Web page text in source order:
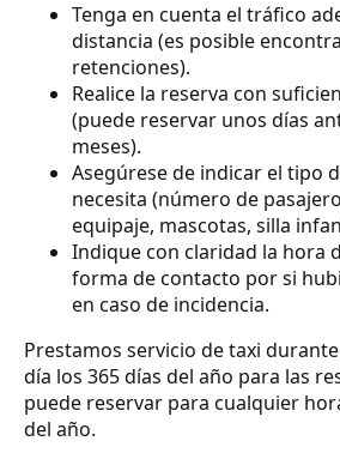
Tenga en cuenta el tráfico
distancia (es posible
retenciones).
Realice la reserva con
(puede reservar unos días
meses).
Asegúrese de indicar el tipo
necesita (número de
equipaje, mascotas, silla
Indique con claridad la hora
forma de contacto por si
en caso de incidencia.
Prestamos servicio de taxi
día los 365 días del año para las
puede reservar para cualquier
del año.